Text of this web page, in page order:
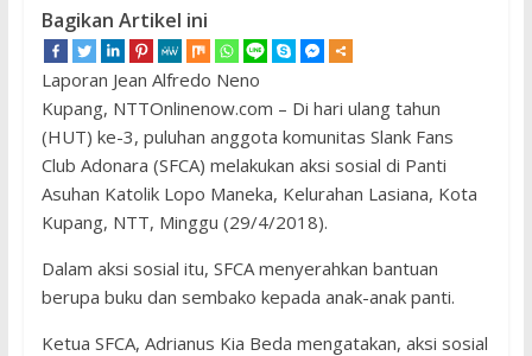
Bagikan Artikel ini
Laporan Jean Alfredo Neno
Kupang, NTTOnlinenow.com – Di hari ulang tahun
(HUT) ke-3, puluhan anggota komunitas Slank Fans
Club Adonara (SFCA) melakukan aksi sosial di Panti
Asuhan Katolik Lopo Maneka, Kelurahan Lasiana, Kota
Kupang, NTT, Minggu (29/4/2018).
Dalam aksi sosial itu, SFCA menyerahkan bantuan
berupa buku dan sembako kepada anak-anak panti.
Ketua SFCA, Adrianus Kia Beda mengatakan, aksi sosial